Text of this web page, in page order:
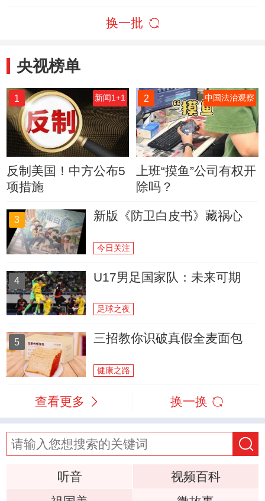
换一批
央视榜单
1 新闻1+1
反制美国！中方公布5
项措施
2 中国法治观察
上班“摸鱼”公司有权开
除吗？
3 新版《防卫白皮书》藏祸心
今日关注
4 U17男足国家队：未来可期
足球之夜
5 三招教你识破真假全麦面包
健康之路
查看更多 换一换
听音
视频百科